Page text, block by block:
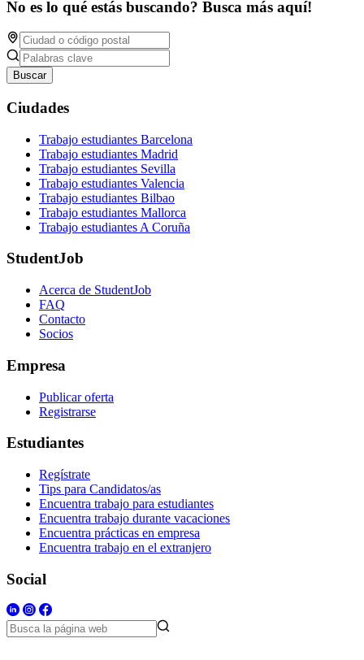
No es lo qué estás buscando? Busca más aquí!
Buscar
Ciudades
Trabajo estudiantes Barcelona
Trabajo estudiantes Madrid
Trabajo estudiantes Sevilla
Trabajo estudiantes Valencia
Trabajo estudiantes Bilbao
Trabajo estudiantes Mallorca
Trabajo estudiantes A Coruña
StudentJob
Acerca de StudentJob
FAQ
Contacto
Socios
Empresa
Publicar oferta
Registrarse
Estudiantes
Regístrate
Tips para Candidatos/as
Encuentra trabajo para estudiantes
Encuentra trabajo durante vacaciones
Encuentra prácticas en empresa
Encuentra trabajo en el extranjero
Social